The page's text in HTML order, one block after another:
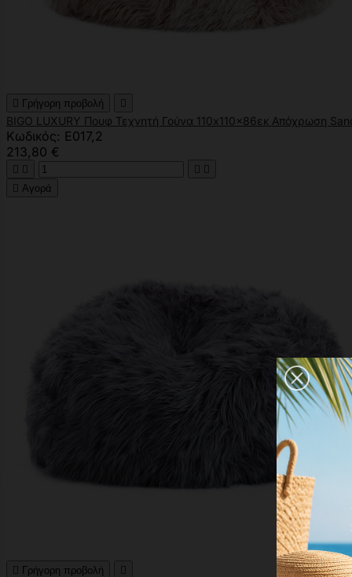
 Γρήγορη προβολή 
BIGO LUXURY Πουφ Τεχνητή Γούνα 110x110x86εκ Απόχρωση
Κωδικός: Ε017,2
213,80 €
   
 Αγορά
 Γρήγορη προβολή 